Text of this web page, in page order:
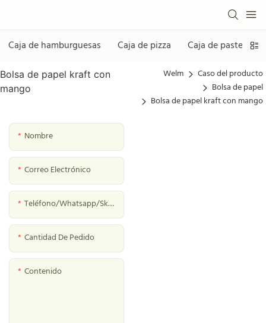
Caja de hamburguesas Caja de pizza Caja de pastelería
Bolsa de papel kraft con
mango
Welm
Caso del producto
Bolsa de papel
Bolsa de papel kraft con mango
Nombre
Correo Electrónico
Teléfono/whatsapp/skype
Cantidad De Pedido
Contenido